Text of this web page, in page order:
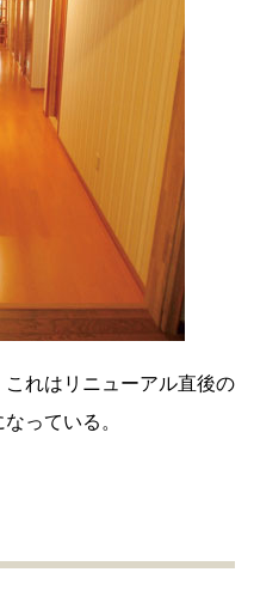
れはリニューアル直後の
っている。